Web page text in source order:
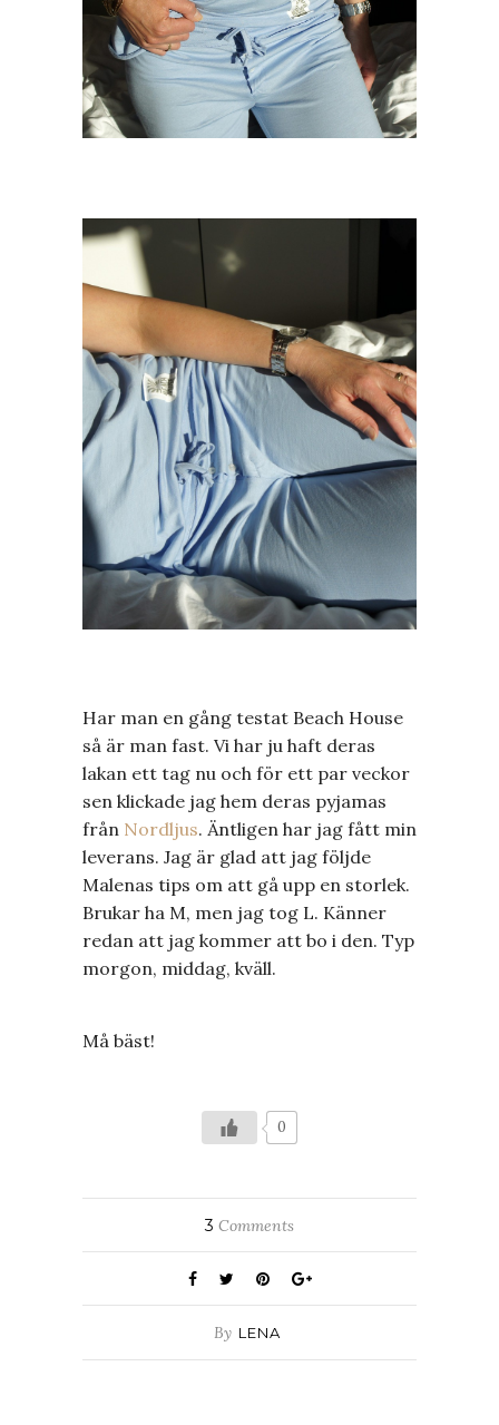
Har man en gång testat Beach House
så är man fast. Vi har ju haft deras
lakan ett tag nu och för ett par veckor
sen klickade jag hem deras pyjamas
från Nordljus. Äntligen har jag fått min
leverans. Jag är glad att jag följde
Malenas tips om att gå upp en storlek.
Brukar ha M, men jag tog L. Känner
redan att jag kommer att bo i den. Typ
morgon, middag, kväll.
Må bäst!
0
3 Comments
By LENA